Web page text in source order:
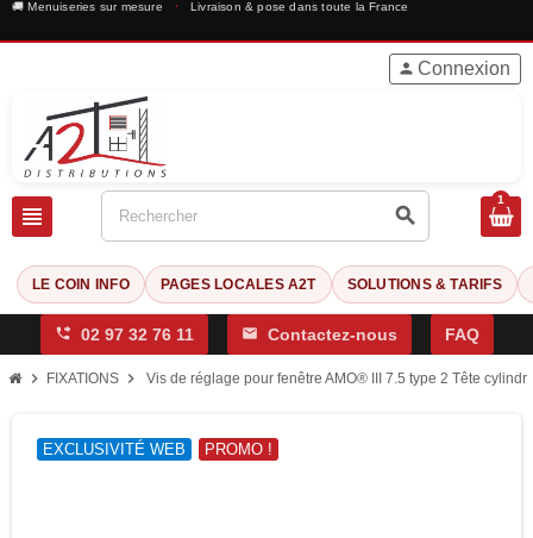
🚚 Menuiseries sur mesure · Livraison & pose dans toute la France
view_headline search
person Connexion
1
LE COIN INFO PAGES LOCALES A2T SOLUTIONS & TARIFS
phone_forwarded 02 97 32 76 11 mail Contactez-nous FAQ
chevron_right FIXATIONS chevron_right Vis de réglage pour fenêtre AMO® III 7.5 type 2 Tête
EXCLUSIVITÉ WEB PROMO !